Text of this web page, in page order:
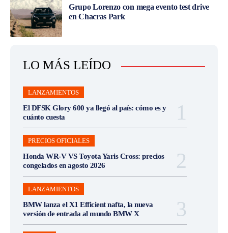
Grupo Lorenzo con mega evento test drive
en Chacras Park
LO MÁS LEÍDO
LANZAMIENTOS
El DFSK Glory 600 ya llegó al país: cómo es y
cuánto cuesta
PRECIOS OFICIALES
Honda WR-V VS Toyota Yaris Cross: precios
congelados en agosto 2026
LANZAMIENTOS
BMW lanza el X1 Efficient nafta, la nueva
versión de entrada al mundo BMW X